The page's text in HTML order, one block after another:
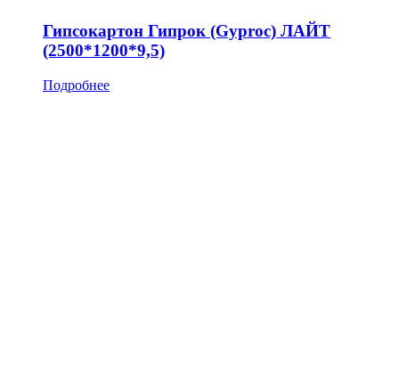
Гипсокартон Гипрок (Gyproc) ЛАЙТ
(2500*1200*9,5)
Подробнее